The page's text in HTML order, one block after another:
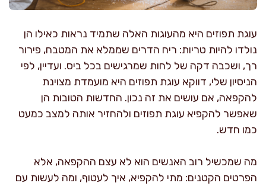
עוגת תפוזים היא מהעוגות האלה שתמיד נראות כאילו הן
נולדו להיות טריות: ריח הדרים שממלא את המטבח, פירור
רך, ושכבה דקה של לחות שמרגישים בכל ביס. ועדיין, לפי
הניסיון שלי, דווקא עוגת תפוזים היא מועמדת מצוינת
להקפאה, אם עושים את זה נכון. החדשות הטובות הן
שאפשר להקפיא עוגת תפוזים ולהחזיר אותה למצב כמעט
כמו חדש.
מה שמכשיל רוב האנשים הוא לא עצם ההקפאה, אלא
הפרטים הקטנים: מתי להקפיא, איך לעטוף, ומה לעשות עם